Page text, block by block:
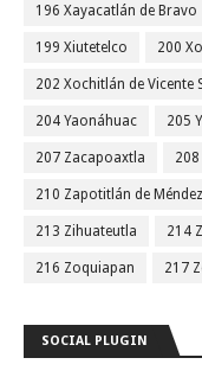
196 Xayacatlán de Bravo
199 Xiutetelco 200
202 Xochitlán de Vicente
204 Yaonáhuac 205
207 Zacapoaxtla
210 Zapotitlán de Méndez
213 Zihuateutla 214
216 Zoquiapan 217
SOCIAL PLUGIN